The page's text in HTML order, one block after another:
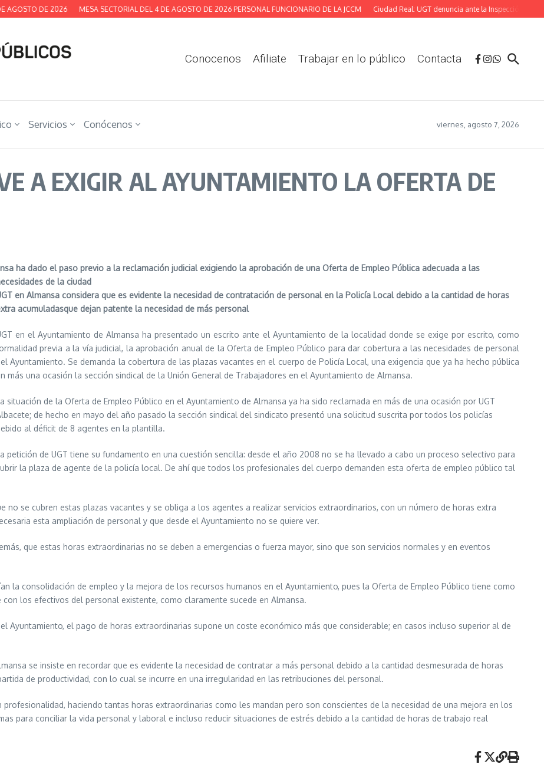
DE 2026 MESA SECTORIAL DEL 4 DE AGOSTO DE 2026 PERSONAL FUNCIONARIO DE LA JCCM Ciudad Real: UGT denuncia ante la Inspección las
Conocenos Afiliate Trabajar en lo público Contacta
Servicios Conócenos viernes, agosto 7, 2026
A EXIGIR AL AYUNTAMIENTO LA OFERTA DE
ha dado el paso previo a la reclamación judicial exigiendo la aprobación de una Oferta de Empleo Pública adecuada a las
de la ciudad
en Almansa considera que es evidente la necesidad de contratación de personal en la Policía Local debido a la cantidad de horas
acumuladasque dejan patente la necesidad de más personal
en el Ayuntamiento de Almansa ha presentado un escrito ante el Ayuntamiento de la localidad donde se exige por escrito, como
previa a la vía judicial, la aprobación anual de la Oferta de Empleo Público para dar cobertura a las necesidades de personal
Ayuntamiento. Se demanda la cobertura de las plazas vacantes en el cuerpo de Policía Local, una exigencia que ya ha hecho pública
más una ocasión la sección sindical de la Unión General de Trabajadores en el Ayuntamiento de Almansa.
situación de la Oferta de Empleo Público en el Ayuntamiento de Almansa ya ha sido reclamada en más de una ocasión por UGT
de hecho en mayo del año pasado la sección sindical del sindicato presentó una solicitud suscrita por todos los policías
al déficit de 8 agentes en la plantilla.
petición de UGT tiene su fundamento en una cuestión sencilla: desde el año 2008 no se ha llevado a cabo un proceso selectivo para
la plaza de agente de la policía local. De ahí que todos los profesionales del cuerpo demanden esta oferta de empleo público tal
no se cubren estas plazas vacantes y se obliga a los agentes a realizar servicios extraordinarios, con un número de horas extra
esta ampliación de personal y que desde el Ayuntamiento no se quiere ver.
que estas horas extraordinarias no se deben a emergencias o fuerza mayor, sino que son servicios normales y en eventos
la consolidación de empleo y la mejora de los recursos humanos en el Ayuntamiento, pues la Oferta de Empleo Público tiene como
los efectivos del personal existente, como claramente sucede en Almansa.
Ayuntamiento, el pago de horas extraordinarias supone un coste económico más que considerable; en casos incluso superior al de
se insiste en recordar que es evidente la necesidad de contratar a más personal debido a la cantidad desmesurada de horas
de productividad, con lo cual se incurre en una irregularidad en las retribuciones del personal.
haciendo tantas horas extraordinarias como les mandan pero son conscientes de la necesidad de una mejora en los
para conciliar la vida personal y laboral e incluso reducir situaciones de estrés debido a la cantidad de horas de trabajo real